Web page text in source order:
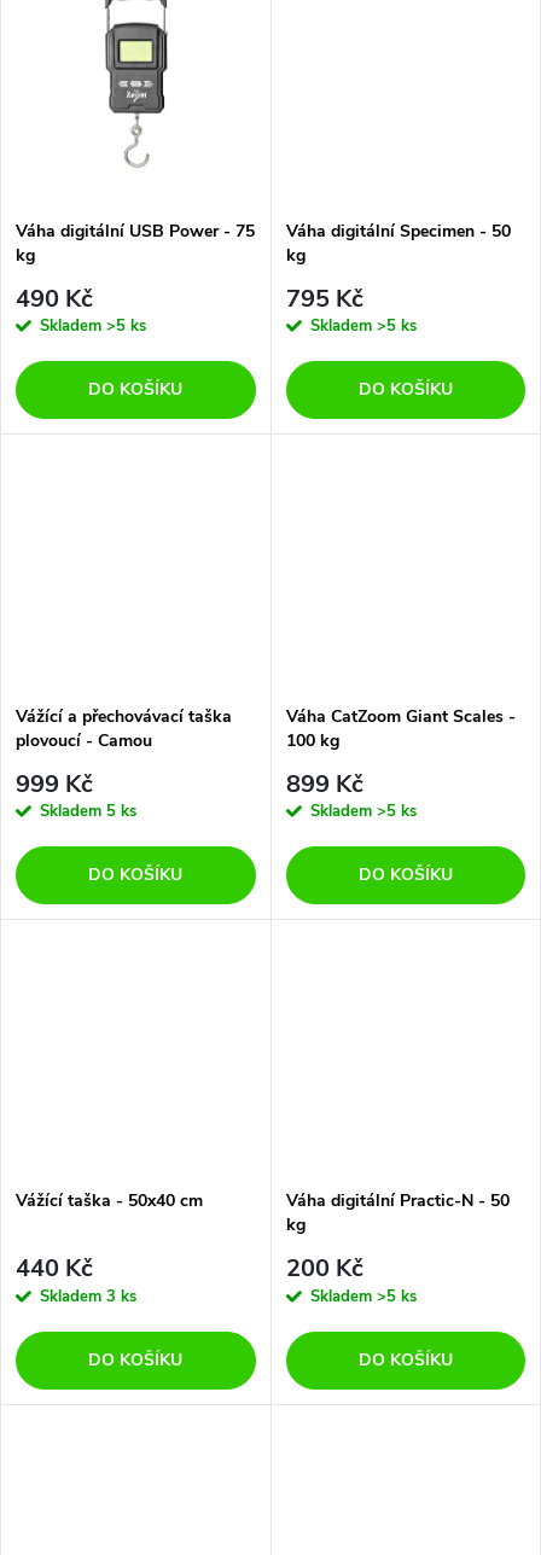
Váha digitální USB Power - 75
kg
490 Kč
Skladem >5 ks
DO KOŠÍKU
Váha digitální Specimen - 50
kg
795 Kč
Skladem >5 ks
DO KOŠÍKU
Vážící a přechovávací taška
plovoucí - Camou
999 Kč
Skladem 5 ks
DO KOŠÍKU
Váha CatZoom Giant Scales -
100 kg
899 Kč
Skladem >5 ks
DO KOŠÍKU
Vážící taška - 50x40 cm
440 Kč
Skladem 3 ks
DO KOŠÍKU
Váha digitální Practic-N - 50
kg
200 Kč
Skladem >5 ks
DO KOŠÍKU